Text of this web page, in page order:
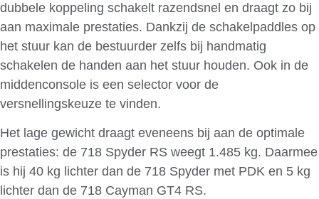
dubbele koppeling schakelt razendsnel en draagt zo bij
aan maximale prestaties. Dankzij de schakelpaddles op
het stuur kan de bestuurder zelfs bij handmatig
schakelen de handen aan het stuur houden. Ook in de
middenconsole is een selector voor de
versnellingskeuze te vinden.
Het lage gewicht draagt eveneens bij aan de optimale
prestaties: de 718 Spyder RS weegt 1.485 kg. Daarmee
is hij 40 kg lichter dan de 718 Spyder met PDK en 5 kg
lichter dan de 718 Cayman GT4 RS.